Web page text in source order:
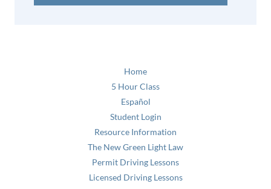
Home
5 Hour Class
Español
Student Login
Resource Information
The New Green Light Law
Permit Driving Lessons
Licensed Driving Lessons